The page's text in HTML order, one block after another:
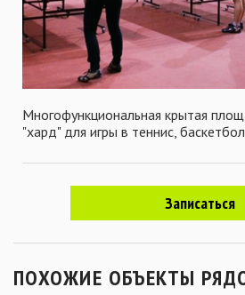
Многофункциональная крытая
"хард" для игры в теннис,
Записаться
ПОХОЖИЕ ОБЪЕКТЫ